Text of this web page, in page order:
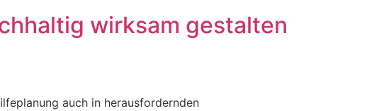
wirksam gestalten
auch in herausfordernden